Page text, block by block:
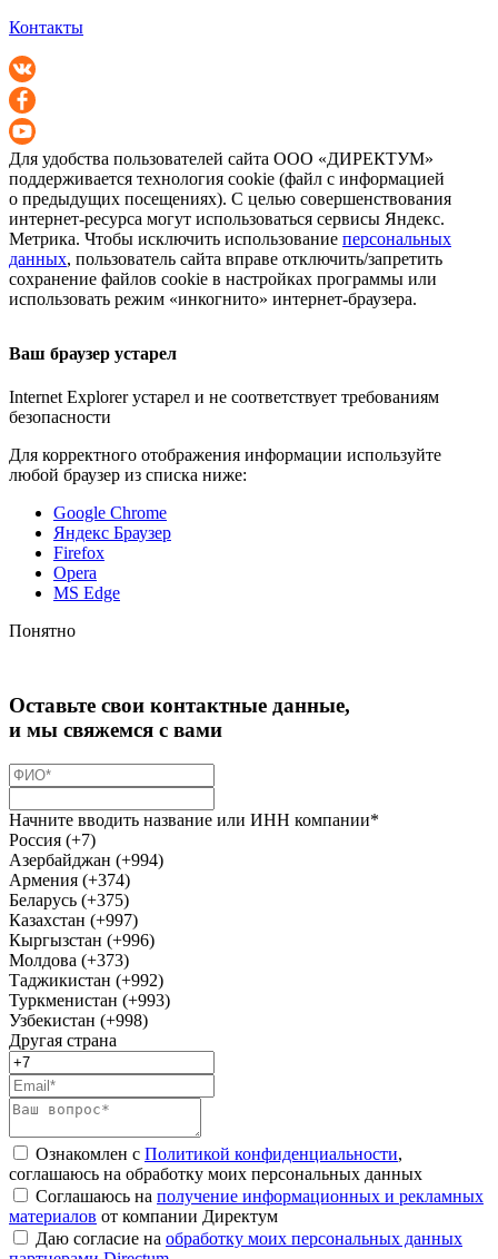
Контакты
Для удобства пользователей сайта ООО «ДИРЕКТУМ»
поддерживается технология cookie (файл с информацией
о предыдущих посещениях). С целью совершенствования
интернет-ресурса могут использоваться сервисы Яндекс.
Метрика. Чтобы исключить использование персональных
данных, пользователь сайта вправе отключить/запретить
сохранение файлов cookie в настройках программы или
использовать режим «инкогнито» интернет-браузера.
Ваш браузер устарел
Internet Explorer устарел и не соответствует требованиям
безопасности
Для корректного отображения информации используйте
любой браузер из списка ниже:
Google Chrome
Яндекс Браузер
Firefox
Opera
MS Edge
Понятно
Оставьте свои контактные данные,
и мы свяжемся с вами
Начните вводить название или ИНН компании*
Россия (+7)
Азербайджан (+994)
Армения (+374)
Беларусь (+375)
Казахстан (+997)
Кыргызстан (+996)
Молдова (+373)
Таджикистан (+992)
Туркменистан (+993)
Узбекистан (+998)
Другая страна
Ознакомлен с Политикой конфиденциальности,
соглашаюсь на обработку моих персональных данных
Соглашаюсь на получение информационных и рекламных
материалов от компании Директум
Даю согласие на обработку моих персональных данных